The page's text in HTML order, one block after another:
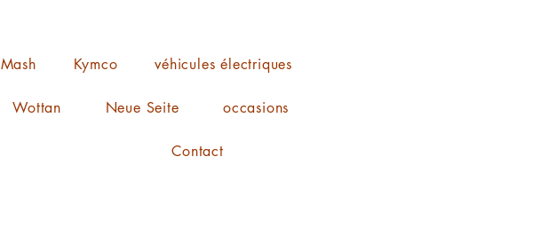
Mash Kymco véhicules électriques
Wottan Neue Seite occasions
Contact